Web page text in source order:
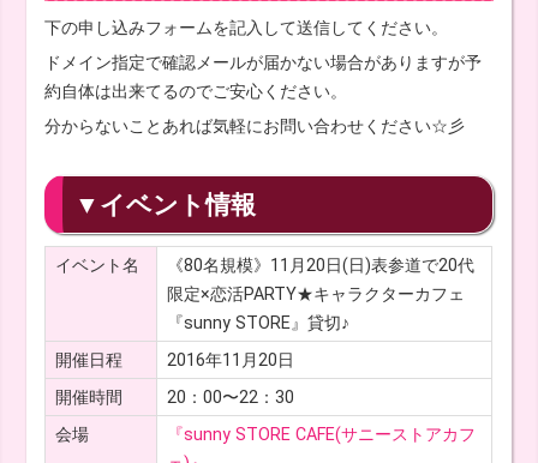
下の申し込みフォームを記入して送信してください。
ドメイン指定で確認メールが届かない場合がありますが予
約自体は出来てるのでご安心ください。
分からないことあれば気軽にお問い合わせください☆彡
▼イベント情報
イベント名
《80名規模》11月20日(日)表参道で20代
限定×恋活PARTY★キャラクターカフェ
『sunny STORE』貸切♪
開催日程
2016年11月20日
開催時間
20：00〜22：30
会場
『sunny STORE CAFE(サニーストアカフ